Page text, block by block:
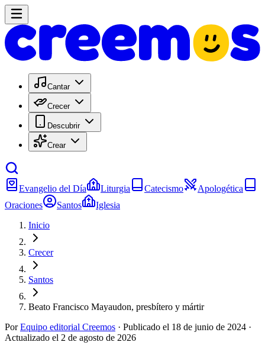
Cantar
Crecer
Descubrir
Crear
Evangelio del Día Liturgia Catecismo
Apologética
Oraciones
Santos
Iglesia
Inicio
Crecer
Santos
Beato Francisco Mayaudon, presbítero y mártir
Por Equipo editorial Creemos · Publicado el 18 de junio de 2024 ·
Actualizado el 2 de agosto de 2026